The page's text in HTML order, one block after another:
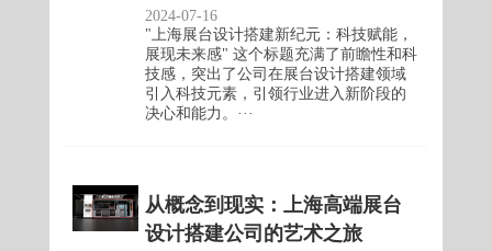
2024-07-16
"上海展台设计搭建新纪元：科技赋能，
展现未来感" 这个标题充满了前瞻性和科
技感，突出了公司在展台设计搭建领域
引入科技元素，引领行业进入新阶段的
决心和能力。···
从概念到现实：上海高端展台
设计搭建公司的艺术之旅